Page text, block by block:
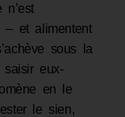
n’est
– et alimentent
sous la
eux-
en le
le sien,